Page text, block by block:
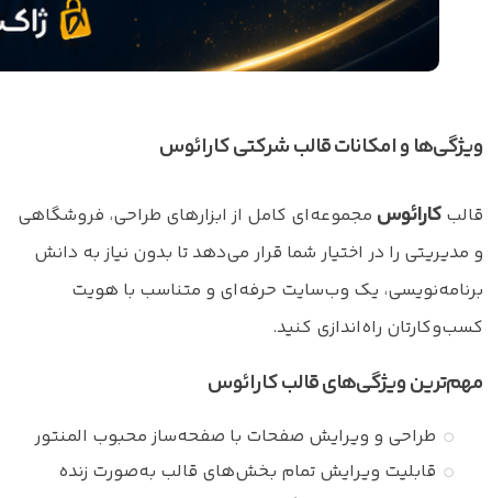
ویژگی‌ها و امکانات قالب شرکتی کارائوس
قالب کارائوس مجموعه‌ای کامل از ابزارهای طراحی، فروشگاهی
و مدیریتی را در اختیار شما قرار می‌دهد تا بدون نیاز به دانش
برنامه‌نویسی، یک وب‌سایت حرفه‌ای و متناسب با هویت
کسب‌وکارتان راه‌اندازی کنید.
مهم‌ترین ویژگی‌های قالب کارائوس
طراحی و ویرایش صفحات با صفحه‌ساز محبوب المنتور
قابلیت ویرایش تمام بخش‌های قالب به‌صورت زنده